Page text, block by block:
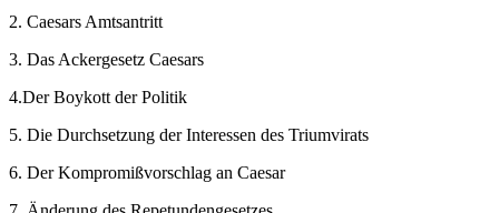
2. Caesars Amtsantritt
3. Das Ackergesetz Caesars
4.Der Boykott der Politik
5. Die Durchsetzung der Interessen des Triumvirats
6. Der Kompromißvorschlag an Caesar